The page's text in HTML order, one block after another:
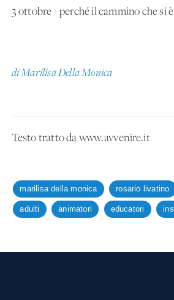
3 ottobre - perché il cammino che si
di Marilisa Della Monica
Testo tratto da www.avvenire.it
marilisa della monica rosario livatino
adulti animatori educatori